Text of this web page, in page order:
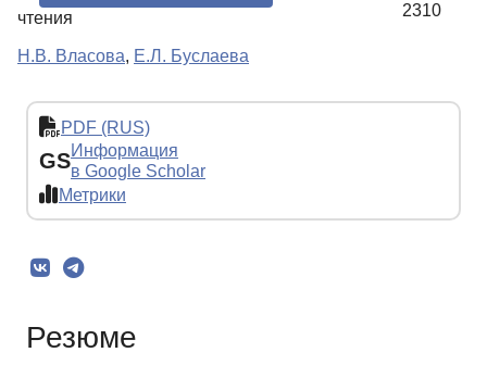
чтения
2310
Н.В. Власова, Е.Л. Буслаева
PDF (RUS)
GSИнформация
в Google Scholar
Метрики
Резюме